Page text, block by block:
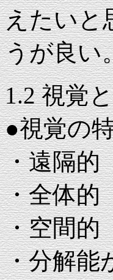
えたいと
うが良い
1.2 視覚
●視覚の
・遠隔的
・全体的
・空間的
・分解能